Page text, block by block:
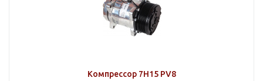
Компрессор 7H15 PV8